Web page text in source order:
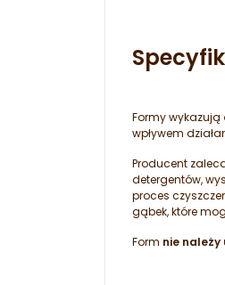
Formy wykazują
wpływem
Producent
detergentów,
proces
gąbek, które
Form nie należy